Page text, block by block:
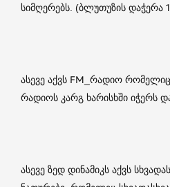
სიმღერებს. (ბლუთუზის დაჭერა
ასევე აქვს FM_რადიო
რადიოს კარგ ხარისხში იჭერს
ასევე ზედ დინამიკს აქვს